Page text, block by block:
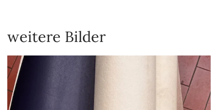
weitere Bilder